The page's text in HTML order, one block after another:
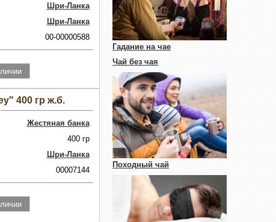
Шри-Ланка
Шри-Ланка
00-00000588
400 гр ж.б.
Жестяная банка
400 гр
Шри-Ланка
00007144
Гадание на чае
Чай без чая
Походный чай